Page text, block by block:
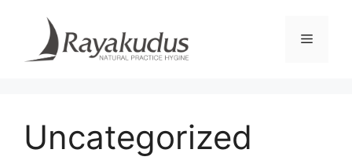
content
Menu
Uncategorized